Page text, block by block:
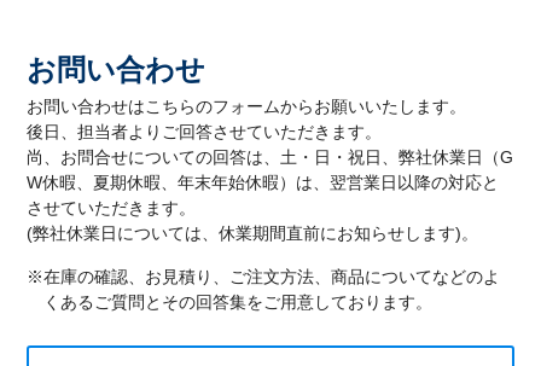
お問い合わせ
お問い合わせはこちらのフォームからお願いいたします。
後日、担当者よりご回答させていただきます。
尚、お問合せについての回答は、土・日・祝日、弊社休業日（G
W休暇、夏期休暇、年末年始休暇）は、翌営業日以降の対応と
させていただきます。
(弊社休業日については、休業期間直前にお知らせします)。
※在庫の確認、お見積り、ご注文方法、商品についてなどのよ
くあるご質問とその回答集をご用意しております。